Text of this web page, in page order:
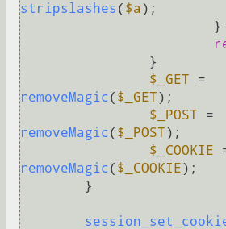
stripslashes ( $a );
$_GET
removeMagic ( $_GET);
$_POST
removeMagic ( $_POST);
$_COOKIE
removeMagic ( $_COOKIE);